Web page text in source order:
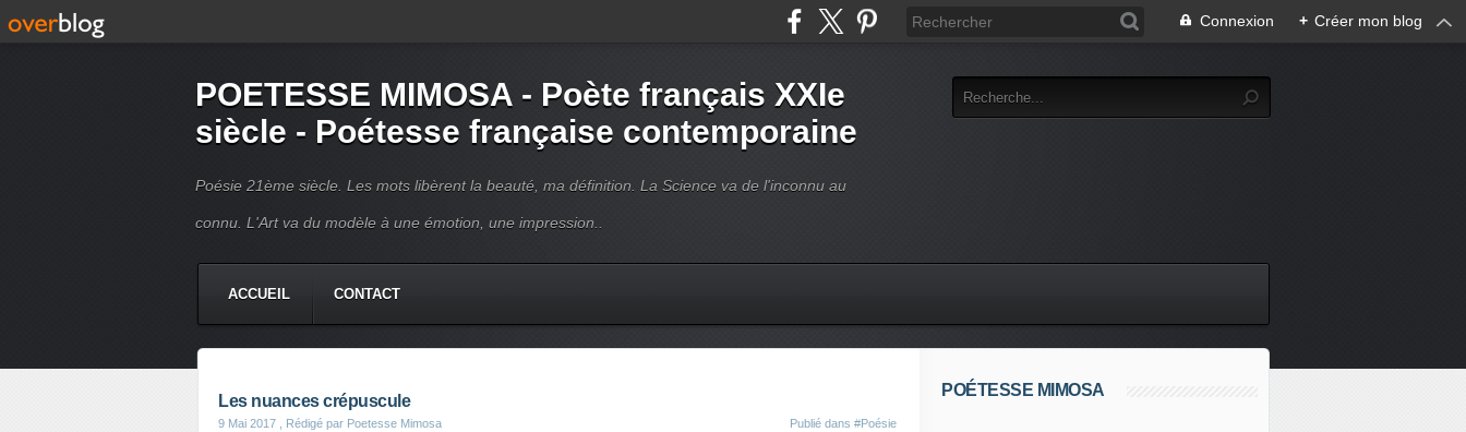
Connexion + Créer mon blog
POETESSE MIMOSA - Poète français XXIe
siècle - Poétesse française contemporaine
Poésie 21ème siècle. Les mots libèrent la beauté, ma définition. La Science va de l'inconnu au
connu. L'Art va du modèle à une émotion, une impression..
ACCUEIL CONTACT
Les nuances crépuscule
9 Mai 2017 , Rédigé par Poetesse Mimosa Publié dans #Poésie
POÉTESSE MIMOSA